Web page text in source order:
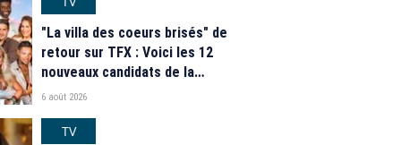
"La villa des coeurs brisés" de
retour sur TFX : Voici les 12
nouveaux candidats de la
saison 2026
6 août 2026
TV